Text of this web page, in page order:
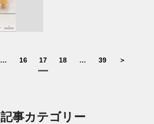
… 16 17 18 … 39 ＞
記事カテゴリー